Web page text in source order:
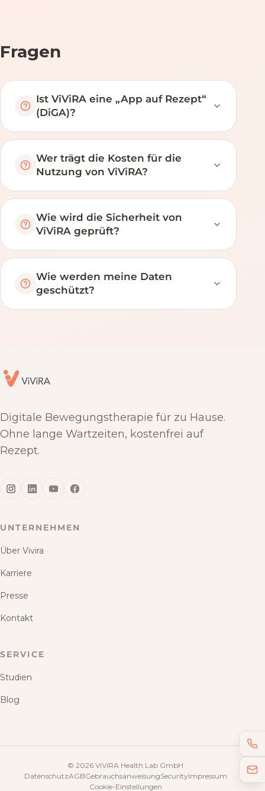
Fragen
Ist ViViRA eine „App auf Rezept“
(DiGA)?
Wer trägt die Kosten für die
Nutzung von ViViRA?
Wie wird die Sicherheit von
ViViRA geprüft?
Wie werden meine Daten
geschützt?
Digitale Bewegungstherapie für zu Hause.
Ohne lange Wartzeiten, kostenfrei auf
Rezept.
UNTERNEHMEN
Über Vivira
Karriere
Presse
Kontakt
SERVICE
Studien
Blog
© 2026 ViViRA Health Lab GmbH
DatenschutzAGBGebrauchsanweisungSecurityImpressum
Cookie-Einstellungen